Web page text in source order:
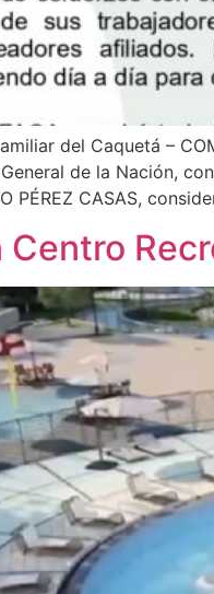
del Caquetá –
de la Nación,
PÉREZ CASAS,